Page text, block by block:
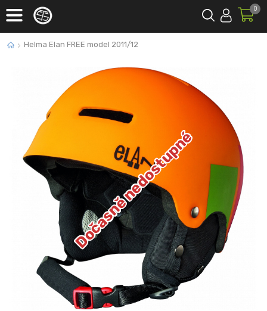
0
Helma Elan FREE model 2011/12
Dočasně nedostupné